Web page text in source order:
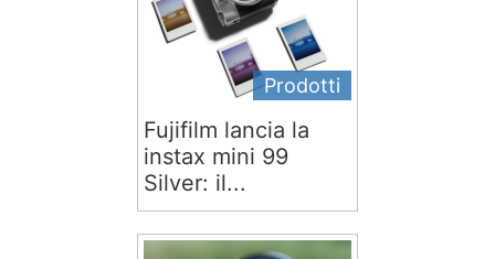
Prodotti
Fujifilm lancia la
instax mini 99
Silver: il...